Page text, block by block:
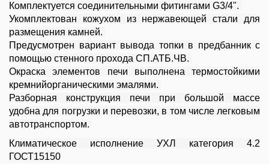
Комплектуется соединительными фитингами G3/4".
Укомплектован кожухом из нержавеющей стали для
размещения камней.
Предусмотрен вариант вывода топки в предбанник с
помощью стенного прохода СП.АТБ.ЧВ.
Окраска элементов печи выполнена термостойкими
кремнийорганическими эмалями.
Разборная конструкция печи при большой массе
удобна для погрузки и перевозки, в том числе легковым
автотранспортом.
Климатическое исполнение УХЛ категория 4.2
ГОСТ15150